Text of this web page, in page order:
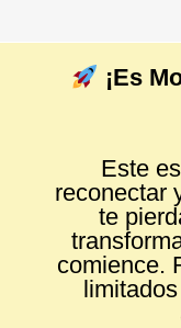
¡Es
Este
reconectar
te
comience.